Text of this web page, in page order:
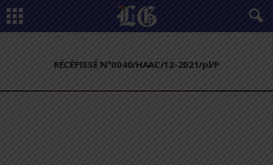
RÉCÉPISSÉ N°0040/HAAC/12-2021/pl/P